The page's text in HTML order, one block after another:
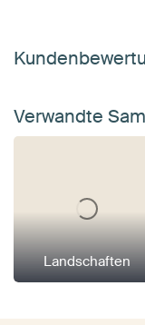
Verwandte
Landschaften